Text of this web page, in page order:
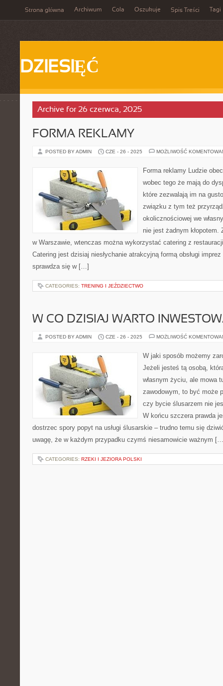
Strona główna Archiwum Cola Oszukuje Spis Treści Tagi
DZIESIĘĆ
Archive for 26 czerwca, 2025
FORMA REKLAMY
POSTED BY ADMIN CZE - 26 - 2025 MOŻLIWOŚĆ
Forma reklamy Ludzie
wobec tego że mają do
które zezwalają im na
związku z tym też
okolicznościowej we
nie jest żadnym kłopotem.
w Warszawie, wtenczas można wykorzystać catering z
Catering jest dzisiaj niesłychanie atrakcyjną formą obsługi
sprawdza się w […]
CATEGORIES: TRENING I JEŹDZIECTWO
W CO DZISIAJ WARTO
POSTED BY ADMIN CZE - 26 - 2025 MOŻLIWOŚĆ
W jaki sposób możemy
Jeżeli jesteś tą osobą,
własnym życiu, ale mowa
zawodowym, to być może
czy bycie ślusarzem nie
W końcu szczera prawda
dostrzec spory popyt na usługi ślusarskie – trudno temu się
uwagę, że w każdym przypadku czymś niesamowicie ważnym
CATEGORIES: RZEKI I JEZIORA POLSKI